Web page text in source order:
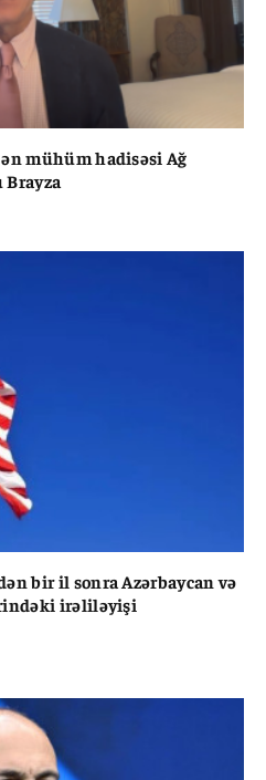
mühüm hadisəsi Ağ
bir il sonra Azərbaycan və
irəliləyişi